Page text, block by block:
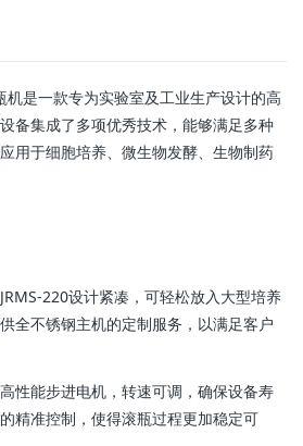
机是一款专为实验室及工业生产设计的高
备集成了多项优秀技术，能够满足多种
用于细胞培养、微生物发酵、生物制药
220设计紧凑，可轻松放入大型培养
全不锈钢主机的定制服务，以满足客户
性能步进电机，转速可调，确保设备寿
精准控制，使得滚瓶过程更加稳定可